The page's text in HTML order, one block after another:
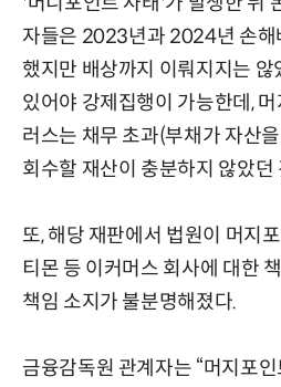
자들은 2023년과 2024년 손해
했지만 배상까지 이뤄지지는 않
있어야 강제집행이 가능한데,
러스는 채무 초과(부채가 자산
회수할 재산이 충분하지 않았던
또, 해당 재판에서 법원이 머지
티몬 등 이커머스 회사에 대한
책임 소지가 불분명해졌다.
금융감독원 관계자는 “머지포